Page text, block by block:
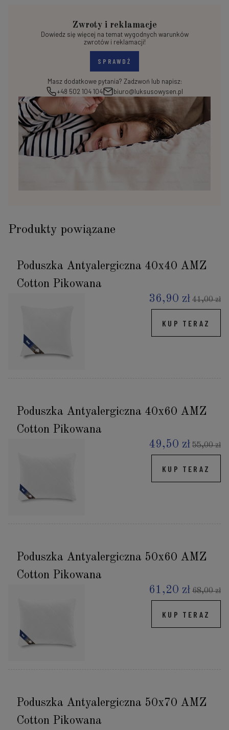
Zwroty i reklamacje
Dowiedz się więcej na temat wygodnych warunków
zwrotów i reklamacji!
SPRAWDŹ
Masz dodatkowe pytania? Zadzwoń lub napisz:
+48 502 104 104
biuro@luksusowysen.pl
Produkty powiązane
Poduszka Antyalergiczna 40x40 AMZ
Cotton Pikowana
36,90 zł 41,00 zł
KUP TERAZ
Poduszka Antyalergiczna 40x60 AMZ
Cotton Pikowana
49,50 zł 55,00 zł
KUP TERAZ
Poduszka Antyalergiczna 50x60 AMZ
Cotton Pikowana
61,20 zł 68,00 zł
KUP TERAZ
Poduszka Antyalergiczna 50x70 AMZ
Cotton Pikowana